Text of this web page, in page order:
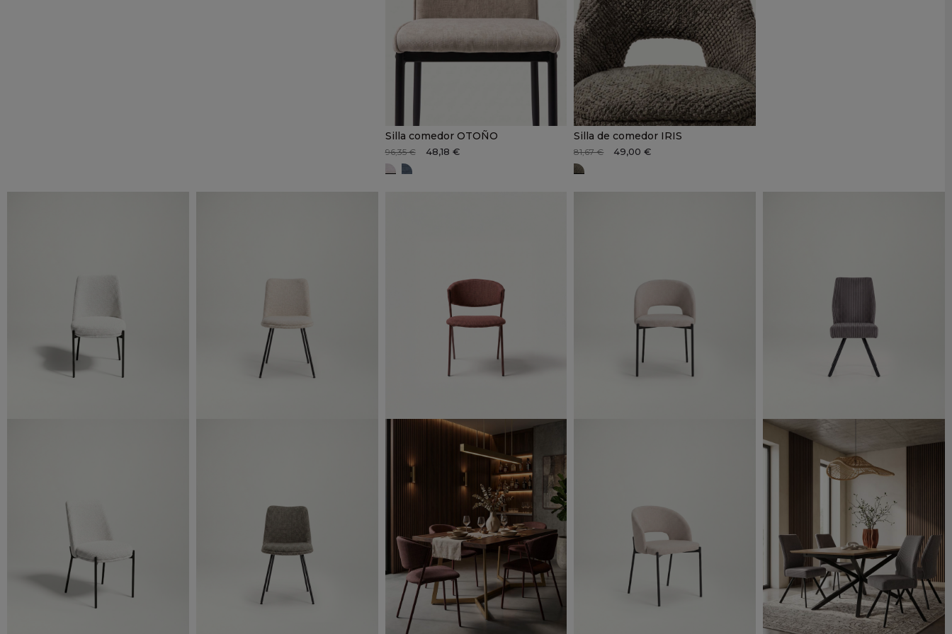
Silla comedor OTOÑO
96,35 € 48,18 €
BeigeAzul tejano
Silla de comedor IRIS
81,67 € 49,00 €